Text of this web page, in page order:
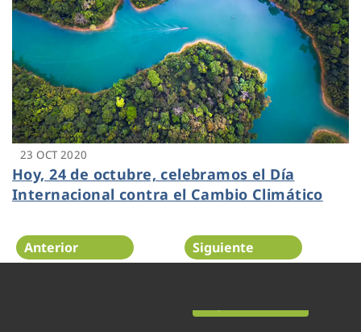
23 OCT 2020
Hoy, 24 de octubre, celebramos el Día
Internacional contra el Cambio Climático
Anterior Siguiente